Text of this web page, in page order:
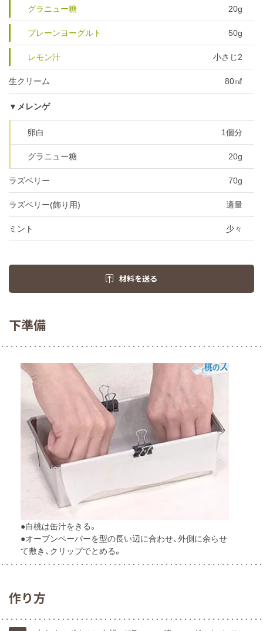
グラニュー糖 20g
プレーンヨーグルト 50g
レモン汁 小さじ2
生クリーム 80㎖
▼メレンゲ
卵白 1個分
グラニュー糖 20g
ラズベリー 70g
ラズベリー(飾り用) 適量
ミント 少々
材料を送る
下準備
●白桃は缶汁をきる。
●オーブンペーパーを型の長い辺に合わせ、外側に余らせ
て敷き、クリップでとめる。
作り方